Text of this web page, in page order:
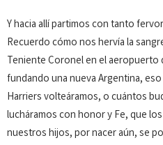
Y hacia allí partimos con tanto
Recuerdo cómo nos hervía la
Te­niente Coronel en el aeropuerto
fundando una nueva Argentina,
Harriers volteá­ramos, o cuántos
lucháramos con ho­nor y Fe, que
nuestros hijos, por nacer aún, se